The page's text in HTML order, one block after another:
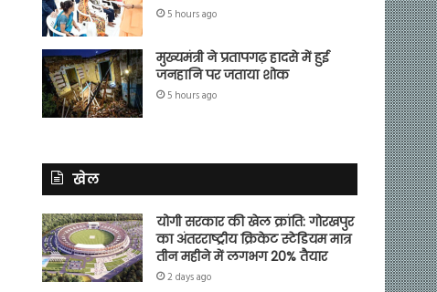
5 hours ago
मुख्यमंत्री ने प्रतापगढ़ हादसे में हुई
जनहानि पर जताया शोक
5 hours ago
खेल
योगी सरकार की खेल क्रांति: गोरखपुर
का अंतरराष्ट्रीय क्रिकेट स्टेडियम मात्र
तीन महीने में लगभग 20% तैयार
2 days ago